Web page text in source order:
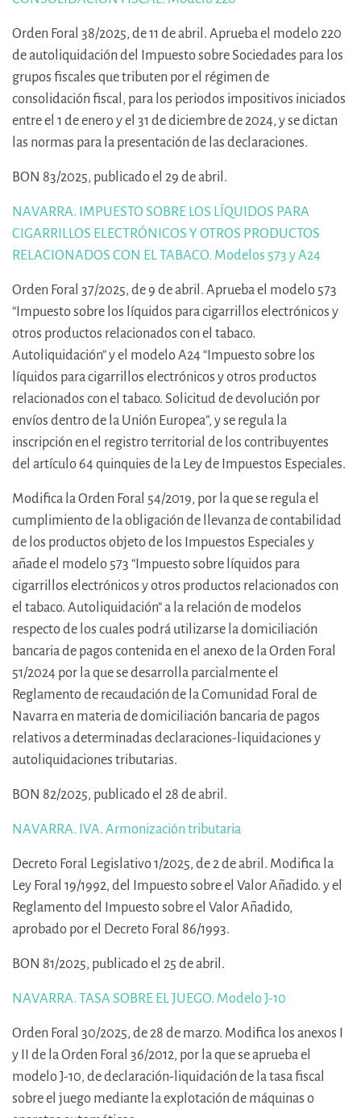
Orden Foral 38/2025, de 11 de abril. Aprueba el modelo 220
de autoliquidación del Impuesto sobre Sociedades para los
grupos fiscales que tributen por el régimen de
consolidación fiscal, para los periodos impositivos iniciados
entre el 1 de enero y el 31 de diciembre de 2024, y se dictan
las normas para la presentación de las declaraciones.
BON 83/2025, publicado el 29 de abril.
NAVARRA. IMPUESTO SOBRE LOS LÍQUIDOS PARA
CIGARRILLOS ELECTRÓNICOS Y OTROS PRODUCTOS
RELACIONADOS CON EL TABACO. Modelos 573 y A24
Orden Foral 37/2025, de 9 de abril. Aprueba el modelo 573
“Impuesto sobre los líquidos para cigarrillos electrónicos y
otros productos relacionados con el tabaco.
Autoliquidación” y el modelo A24 “Impuesto sobre los
líquidos para cigarrillos electrónicos y otros productos
relacionados con el tabaco. Solicitud de devolución por
envíos dentro de la Unión Europea”, y se regula la
inscripción en el registro territorial de los contribuyentes
del artículo 64 quinquies de la Ley de Impuestos Especiales.
Modifica la Orden Foral 54/2019, por la que se regula el
cumplimiento de la obligación de llevanza de contabilidad
de los productos objeto de los Impuestos Especiales y
añade el modelo 573 “Impuesto sobre líquidos para
cigarrillos electrónicos y otros productos relacionados con
el tabaco. Autoliquidación” a la relación de modelos
respecto de los cuales podrá utilizarse la domiciliación
bancaria de pagos contenida en el anexo de la Orden Foral
51/2024 por la que se desarrolla parcialmente el
Reglamento de recaudación de la Comunidad Foral de
Navarra en materia de domiciliación bancaria de pagos
relativos a determinadas declaraciones-liquidaciones y
autoliquidaciones tributarias.
BON 82/2025, publicado el 28 de abril.
NAVARRA. IVA. Armonización tributaria
Decreto Foral Legislativo 1/2025, de 2 de abril. Modifica la
Ley Foral 19/1992, del Impuesto sobre el Valor Añadido. y el
Reglamento del Impuesto sobre el Valor Añadido,
aprobado por el Decreto Foral 86/1993.
BON 81/2025, publicado el 25 de abril.
NAVARRA. TASA SOBRE EL JUEGO. Modelo J-10
Orden Foral 30/2025, de 28 de marzo. Modifica los anexos I
y II de la Orden Foral 36/2012, por la que se aprueba el
modelo J-10, de declaración-liquidación de la tasa fiscal
sobre el juego mediante la explotación de máquinas o